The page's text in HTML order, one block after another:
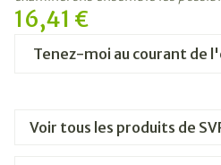
16,41 €
Tenez-moi au courant de
Voir tous les produits de